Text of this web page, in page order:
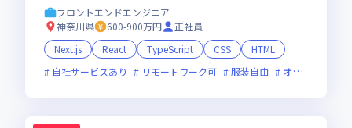
フロントエンドエンジニア
神奈川県
600-900万円
正社員
Next.js
React TypeScript CSS
HTML
自社サービスあり
リモートワーク可 服装自由 オンライン選考可